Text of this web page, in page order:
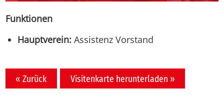
Funktionen
Hauptverein: Assistenz Vorstand
« Zurück Visitenkarte herunterladen »